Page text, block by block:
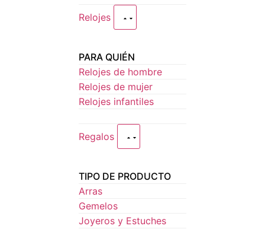
Relojes
PARA QUIÉN
Relojes de hombre
Relojes de mujer
Relojes infantiles
Regalos
TIPO DE PRODUCTO
Arras
Gemelos
Joyeros y Estuches